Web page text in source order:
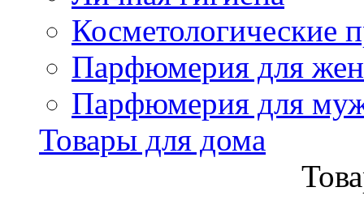
Косметологические
Парфюмерия для
Парфюмерия для
Товары для дома